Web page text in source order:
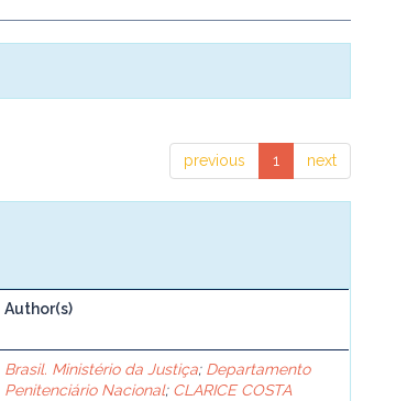
previous 1 next
Author(s)
Brasil. Ministério da Justiça; Departamento
Penitenciário Nacional; CLARICE COSTA